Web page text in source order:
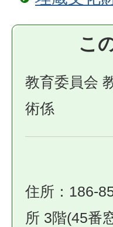
こ
教育委員会
術係
住所：186-
所 3階(45番